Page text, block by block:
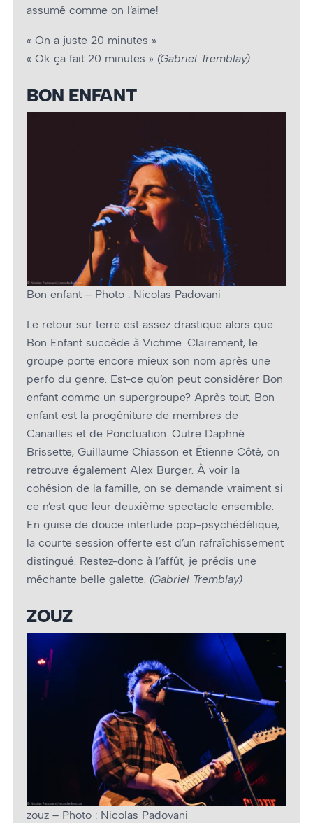
assumé comme on l’aime!
« On a juste 20 minutes »
« Ok ça fait 20 minutes » (Gabriel Tremblay)
BON ENFANT
Bon enfant – Photo : Nicolas Padovani
Le retour sur terre est assez drastique alors que
Bon Enfant succède à Victime. Clairement, le
groupe porte encore mieux son nom après une
perfo du genre. Est-ce qu’on peut considérer Bon
enfant comme un supergroupe? Après tout, Bon
enfant est la progéniture de membres de
Canailles et de Ponctuation. Outre Daphné
Brissette, Guillaume Chiasson et Étienne Côté, on
retrouve également Alex Burger. À voir la
cohésion de la famille, on se demande vraiment si
ce n’est que leur deuxième spectacle ensemble.
En guise de douce interlude pop-psychédélique,
la courte session offerte est d’un rafraîchissement
distingué. Restez-donc à l’affût, je prédis une
méchante belle galette. (Gabriel Tremblay)
ZOUZ
zouz – Photo : Nicolas Padovani